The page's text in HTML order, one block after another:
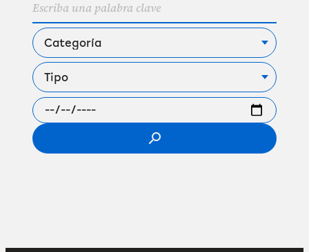
search